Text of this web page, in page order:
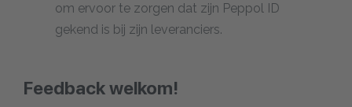
om ervoor te zorgen dat zijn Peppol ID
gekend is bij zijn leveranciers.
Feedback welkom!